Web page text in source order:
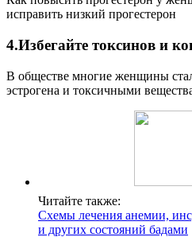
исправить низкий прогестерон
4.Избегайте токсинов и
В обществе многие женщины
эстрогена и токсичными
Читайте также:
Схемы лечения анемии,
и других состояний бадами